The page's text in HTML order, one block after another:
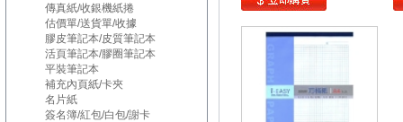
傳真紙/收銀機紙捲
估價單/送貨單/收據
膠皮筆記本/皮質筆記本
活頁筆記本/膠圈筆記本
平裝筆記本
補充內頁紙/卡夾
名片紙
簽名簿/紅包/白包/謝卡